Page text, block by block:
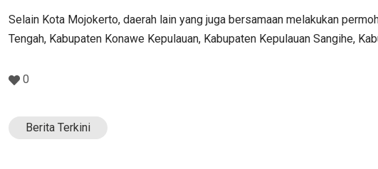
Selain Kota Mojokerto, daerah lain yang juga bersamaan melakukan
Tengah, Kabupaten Konawe Kepulauan, Kabupaten Kepulauan Sangihe,
0
Berita Terkini